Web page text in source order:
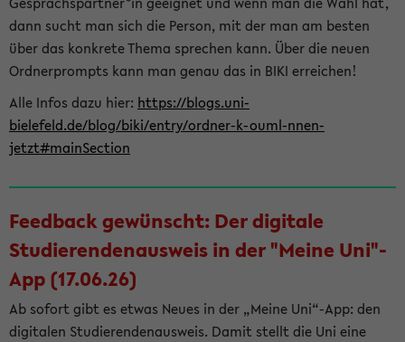
dann sucht man sich die Person, mit der man am besten
über das konkrete Thema sprechen kann. Über die neuen
Ordnerprompts kann man genau das in BIKI erreichen!
Alle Infos dazu hier: https://blogs.uni-
bielefeld.de/blog/biki/entry/ordner-k-ouml-nnen-
jetzt#mainSection
Feedback gewünscht: Der digitale
Studierendenausweis in der "Meine Uni"-
App (17.06.26)
Ab sofort gibt es etwas Neues in der „Meine Uni“-App: den
digitalen Studierendenausweis. Damit stellt die Uni eine